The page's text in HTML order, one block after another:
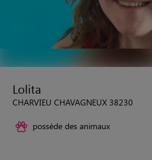
Lolita
CHARVIEU CHAVAGNEUX 38230
possède des animaux